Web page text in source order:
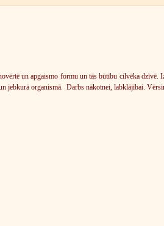
un apgaismo formu un tās būtību cilvēka dzīvē.
jebkurā organismā. Darbs nākotnei, labklājībai.